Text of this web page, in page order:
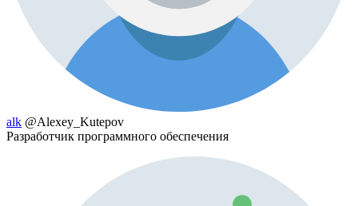
alk @Alexey_Kutepov
Разработчик программного обеспечения